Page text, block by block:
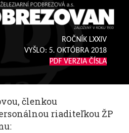
ROČNÍK LXXIV
VYŠLO: 5. OKTÓBRA 2018
PDF VERZIA ČÍSLA
členkou
riaditeľkou ŽP